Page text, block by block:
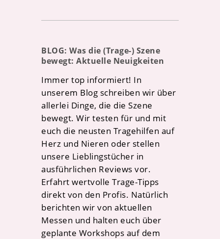
BLOG: Was die (Trage-) Szene
bewegt: Aktuelle Neuigkeiten
Immer top informiert! In
unserem Blog schreiben wir über
allerlei Dinge, die die Szene
bewegt. Wir testen für und mit
euch die neusten Tragehilfen auf
Herz und Nieren oder stellen
unsere Lieblingstücher in
ausführlichen Reviews vor.
Erfahrt wertvolle Trage-Tipps
direkt von den Profis. Natürlich
berichten wir von aktuellen
Messen und halten euch über
geplante Workshops auf dem